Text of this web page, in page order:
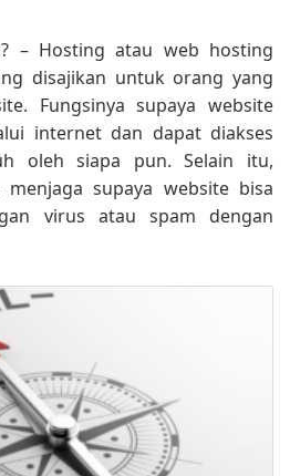
– Hosting atau web hosting
disajikan untuk orang yang
Fungsinya supaya website
internet dan dapat diakses
oleh siapa pun. Selain itu,
supaya website bisa
virus atau spam dengan